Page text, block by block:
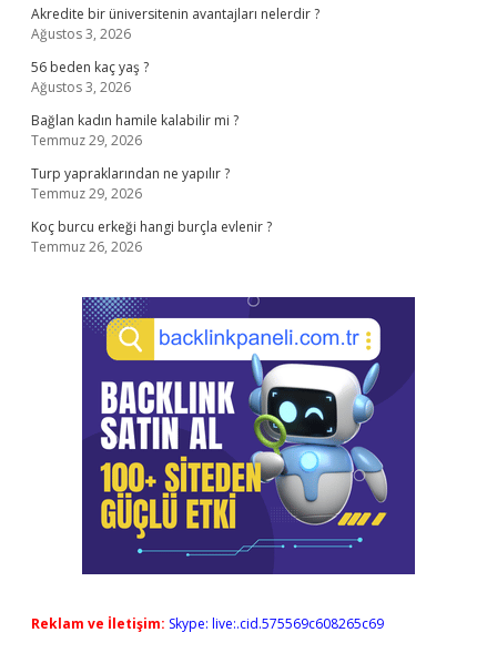
Akredite bir üniversitenin avantajları nelerdir ?
Ağustos 3, 2026
56 beden kaç yaş ?
Ağustos 3, 2026
Bağlan kadın hamile kalabilir mi ?
Temmuz 29, 2026
Turp yapraklarından ne yapılır ?
Temmuz 29, 2026
Koç burcu erkeği hangi burçla evlenir ?
Temmuz 26, 2026
Reklam ve İletişim: Skype: live:.cid.575569c608265c69